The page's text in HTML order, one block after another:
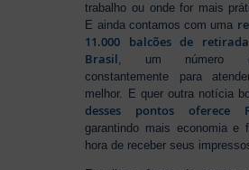
trabalho ou onde for mais
E ainda contamos com uma
11.000 balcões de
Brasil, um número
constantemente para
melhor. E quer outra notícia
desses pontos oferece
garantindo mais economia e
hora de receber seus